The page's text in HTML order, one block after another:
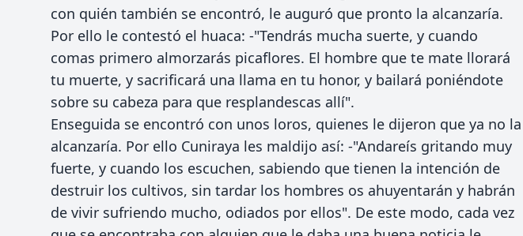
con quién también se encontró, le auguró que pronto la alcanzaría.
Por ello le contestó el huaca: -"Tendrás mucha suerte, y cuando
comas primero almorzarás picaflores. El hombre que te mate llorará
tu muerte, y sacrificará una llama en tu honor, y bailará poniéndote
sobre su cabeza para que resplandescas allí".
Enseguida se encontró con unos loros, quienes le dijeron que ya no la
alcanzaría. Por ello Cuniraya les maldijo así: -"Andareís gritando muy
fuerte, y cuando los escuchen, sabiendo que tienen la intención de
destruir los cultivos, sin tardar los hombres os ahuyentarán y habrán
de vivir sufriendo mucho, odiados por ellos". De este modo, cada vez